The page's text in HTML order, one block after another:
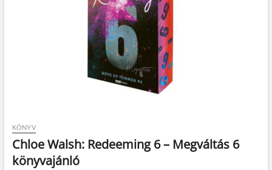
KÖNYV
Chloe Walsh: Redeeming 6 – Megváltás 6
könyvajánló